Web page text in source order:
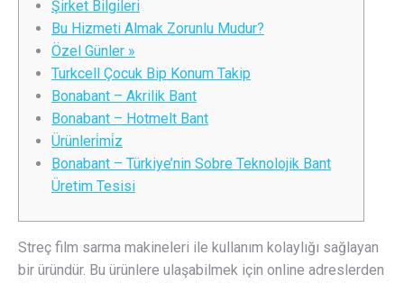
Şirket Bilgileri
Bu Hizmeti Almak Zorunlu Mudur?
Özel Günler »
Turkcell Çocuk Bip Konum Takip
Bonabant – Akrilik Bant
Bonabant – Hotmelt Bant
Ürünleri̇mi̇z
Bonabant – Türkiye’nin Sobre Teknolojik Bant
Üretim Tesisi
Streç film sarma makineleri ile kullanım kolaylığı sağlayan
bir üründür. Bu ürünlere ulaşabilmek için online adreslerden